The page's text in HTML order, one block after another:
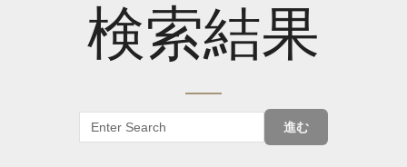
検索結果
進む